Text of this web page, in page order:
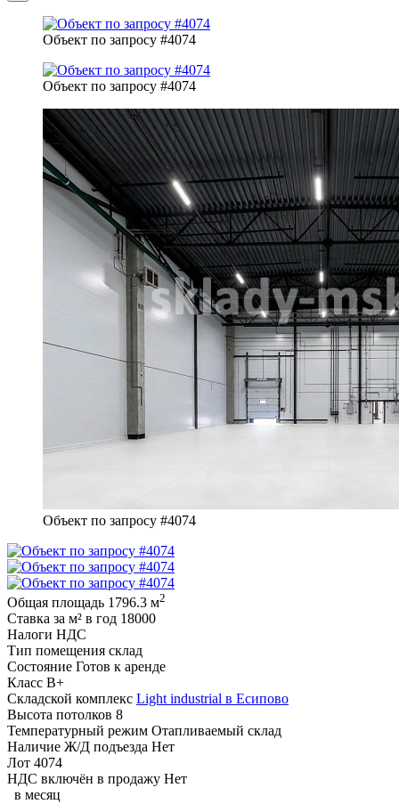
Объект по запросу #4074
Объект по запросу #4074
Объект по запросу #4074
Общая площадь 1796.3 м2
Ставка за м² в год 18000
Налоги НДС
Тип помещения склад
Состояние Готов к аренде
Класс B+
Складской комплекс Light industrial в Есипово
Высота потолков 8
Температурный режим Отапливаемый склад
Наличие Ж/Д подъезда Нет
Лот 4074
НДС включён в продажу Нет
в месяц